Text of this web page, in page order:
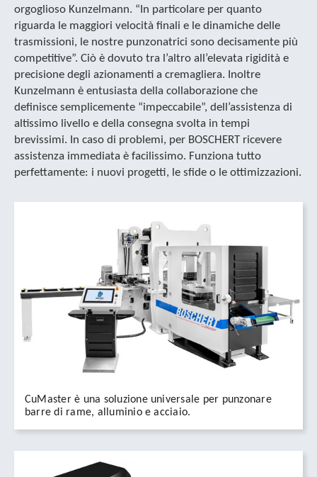
orgoglioso Kunzelmann. “In particolare per quanto
riguarda le maggiori velocità finali e le dinamiche delle
trasmissioni, le nostre punzonatrici sono decisamente più
competitive”. Ciò è dovuto tra l’altro all’elevata rigidità e
precisione degli azionamenti a cremagliera. Inoltre
Kunzelmann è entusiasta della collaborazione che
definisce semplicemente “impeccabile”, dell’assistenza di
altissimo livello e della consegna svolta in tempi
brevissimi. In caso di problemi, per BOSCHERT ricevere
assistenza immediata è facilissimo. Funziona tutto
perfettamente: i nuovi progetti, le sfide o le ottimizzazioni.
CuMaster è una soluzione universale per punzonare
barre di rame, alluminio e acciaio.